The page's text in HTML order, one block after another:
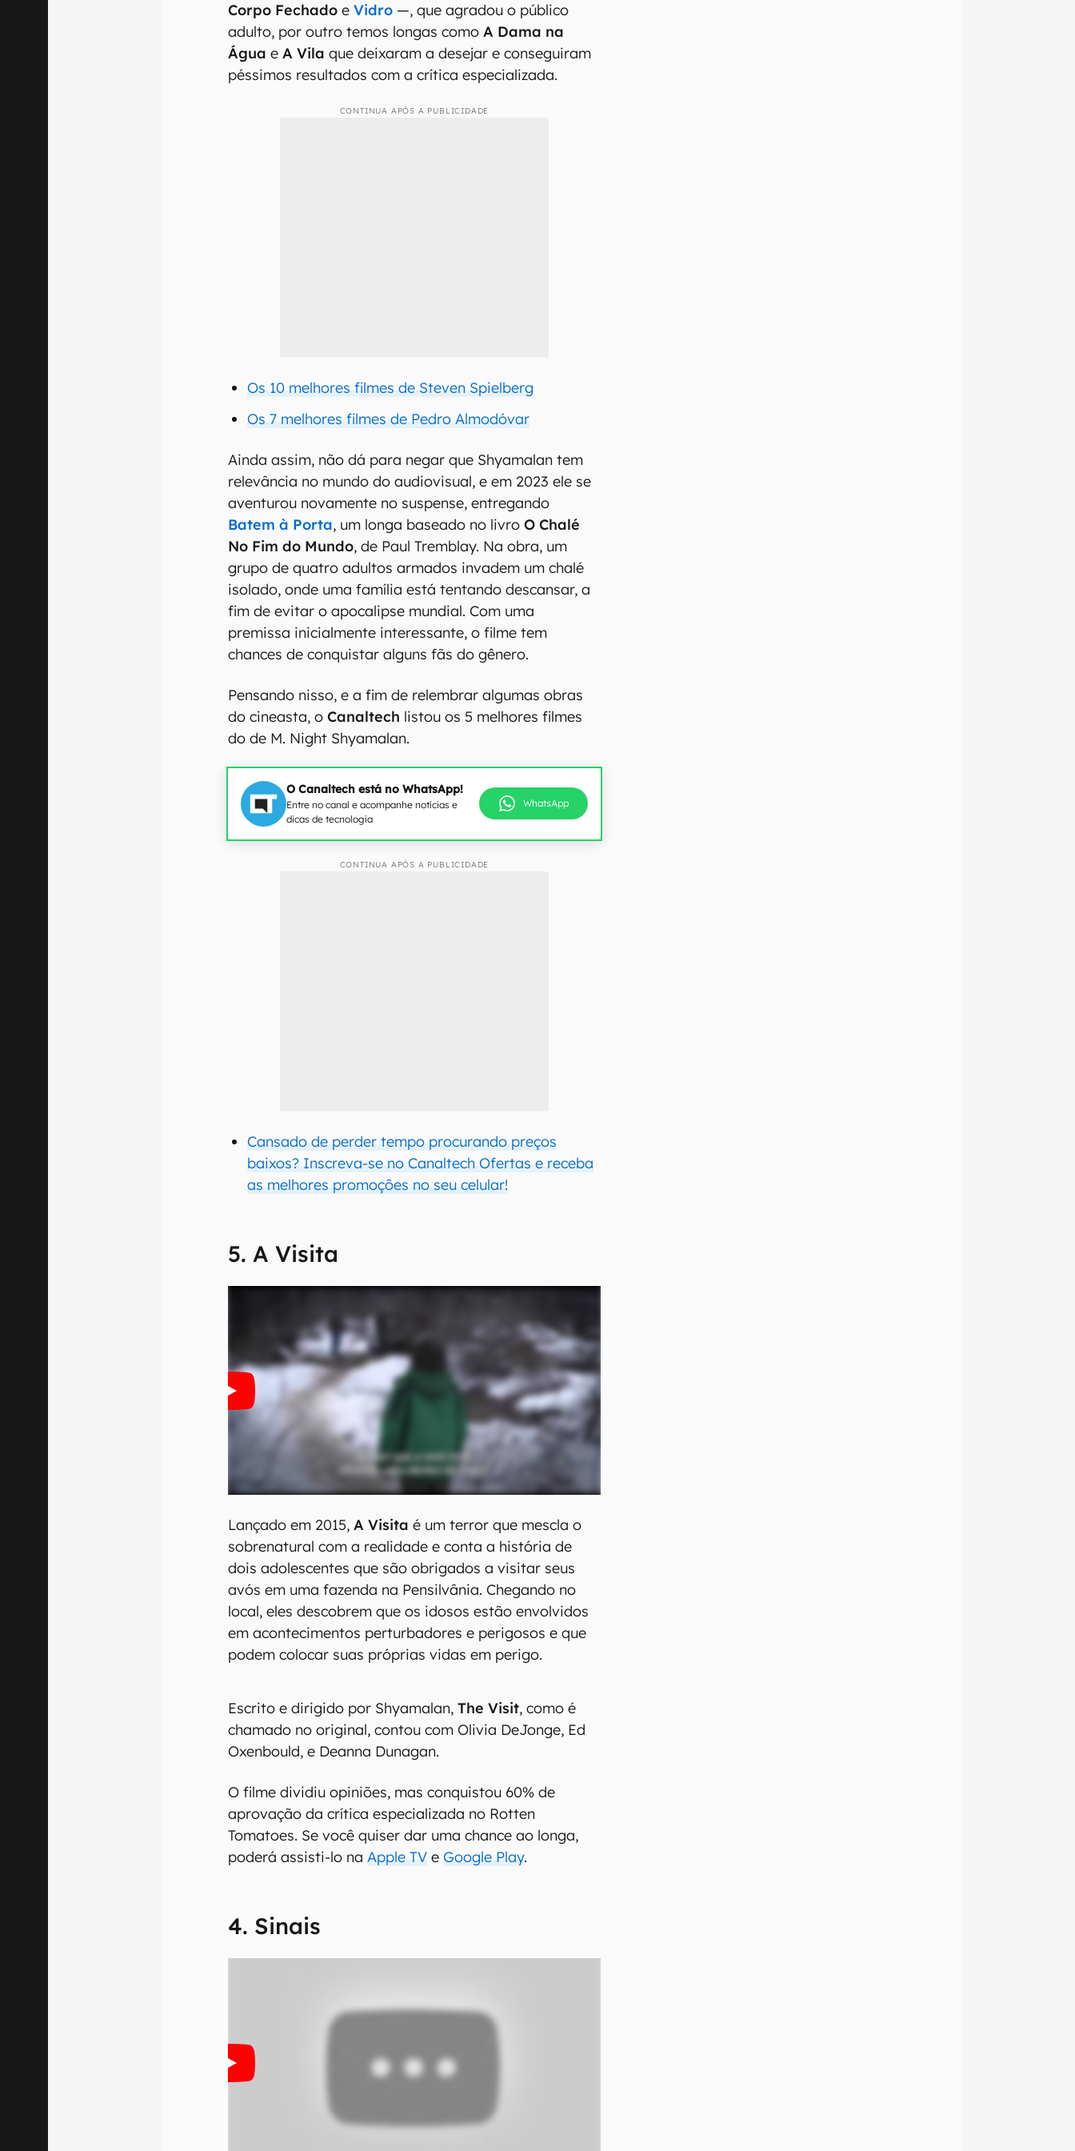
Corpo Fechado eVidro —, que agradou o público
adulto, por outro temos longas comoA Dama na
Água eA Vila que deixaram a desejar e conseguiram
péssimos resultados com a crítica especializada.
CONTINUA APÓS A PUBLICIDADE
Os 10 melhores filmes de Steven Spielberg
Os 7 melhores filmes de Pedro Almodóvar
Ainda assim, não dá para negar que Shyamalan tem
relevância no mundo do audiovisual, e em 2023 ele se
aventurou novamente no suspense, entregando
Batem à Porta, um longa baseado no livro O Chalé
No Fim do Mundo, de Paul Tremblay. Na obra, um
grupo de quatro adultos armados invadem um chalé
isolado, onde uma família está tentando descansar, a
fim de evitar o apocalipse mundial. Com uma
premissa inicialmente interessante, o filme tem
chances de conquistar alguns fãs do gênero.
Pensando nisso, e a fim de relembrar algumas obras
do cineasta, oCanaltech listou os 5 melhores filmes
do de M. Night Shyamalan.
O Canaltech está no WhatsApp!
Entre no canal e acompanhe notícias e
dicas de tecnologia
WhatsApp
CONTINUA APÓS A PUBLICIDADE
Cansado de perder tempo procurando preços
baixos? Inscreva-se no Canaltech Ofertas e receba
as melhores promoções no seu celular!
5. A Visita
Lançado em 2015,A Visita é um terror que mescla o
sobrenatural com a realidade e conta a história de
dois adolescentes que são obrigados a visitar seus
avós em uma fazenda na Pensilvânia. Chegando no
local, eles descobrem que os idosos estão envolvidos
em acontecimentos perturbadores e perigosos e que
podem colocar suas próprias vidas em perigo.
Escrito e dirigido por Shyamalan,The Visit, como é
chamado no original, contou com Olivia DeJonge, Ed
Oxenbould, e Deanna Dunagan.
O filme dividiu opiniões, mas conquistou 60% de
aprovação da crítica especializada no Rotten
Tomatoes. Se você quiser dar uma chance ao longa,
poderá assisti-lo naApple TV eGoogle Play.
4. Sinais